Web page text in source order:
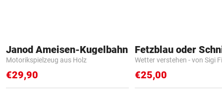
Janod Ameisen-Kugelbahn
Motorikspielzeug aus Holz
€29,90
Fetzblau oder
Wetter verstehen - von Sigi
€25,00